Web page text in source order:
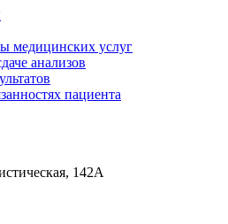
медицинских услуг
анализов
пациента
142А